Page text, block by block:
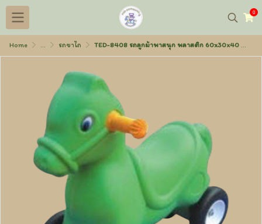
0
Home ... รถขาไถ TED-8408 รถลูกม้าพาสนุก พลาสติก 60x30x40 ซม.